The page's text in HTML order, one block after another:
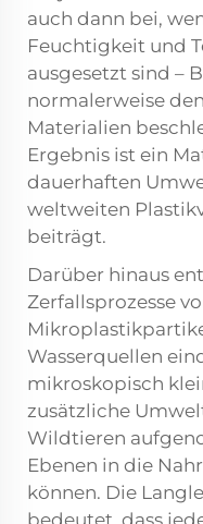
auch dann bei,
Feuchtigkeit und
ausgesetzt sind –
normalerweise
Materialien
Ergebnis ist ein
dauerhaften
weltweiten
beiträgt.
Darüber hinaus
Zerfallsprozesse
Wasserquellen
mikroskopisch
zusätzliche
Wildtieren
Ebenen in die
können. Die
bedeutet, dass